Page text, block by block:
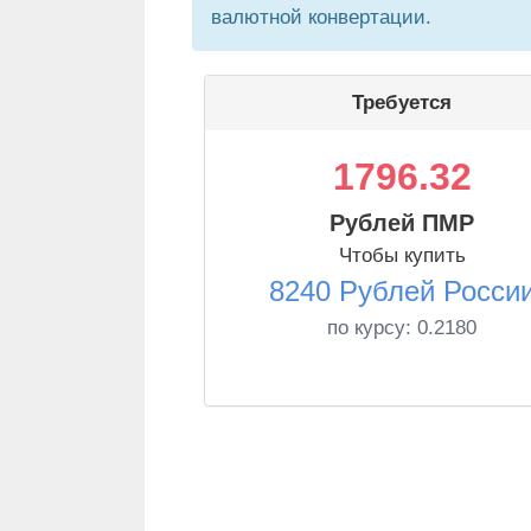
валютной конвертации.
Требуется
1796.32
Рублей ПМР
Чтобы купить
8240 Рублей
по курсу: 0.2180